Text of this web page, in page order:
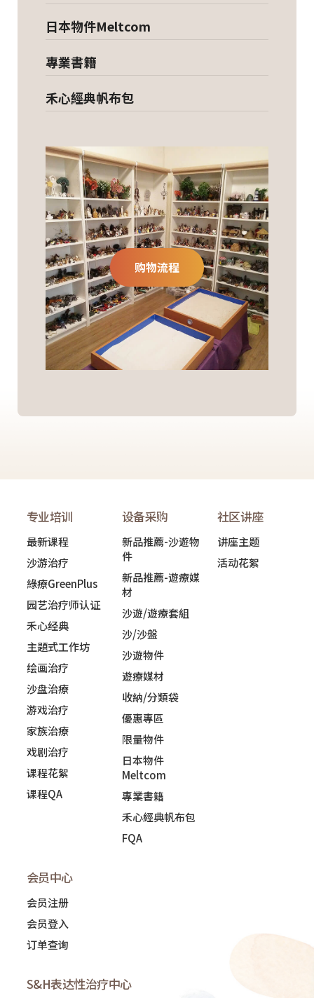
日本物件Meltcom
專業書籍
禾心經典帆布包
购物流程
专业培训
最新课程
沙游治疗
綠療GreenPlus
园艺治疗师认证
禾心经典
主題式工作坊
绘画治疗
沙盘治療
游戏治疗
家族治療
戏剧治疗
课程花絮
课程QA
设备采购
新品推薦-沙遊物
件
新品推薦-遊療媒
材
沙遊/遊療套組
沙/沙盤
沙遊物件
遊療媒材
收納/分類袋
優惠專區
限量物件
日本物件
Meltcom
專業書籍
禾心經典帆布包
FQA
社区讲座
讲座主题
活动花絮
会员中心
会员注册
会员登入
订单查询
S&H表达性治疗中心